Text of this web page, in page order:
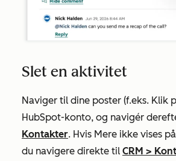
Slet en aktivitet
Naviger til dine poster (f.eks. Klik
HubSpot-konto, og navigér
Kontakter. Hvis Mere ikke vises
du navigere direkte til CRM >